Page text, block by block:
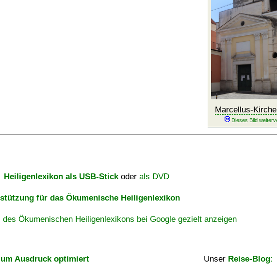
Marcellus-Kirche
Heiligenlexikon als USB-Stickoder als DVD
für das Ökumenische Heiligenlexikon
Ökumenischen Heiligenlexikons bei Google gezielt anzeigen
Ausdruck optimiert Unser Reise-Blog: